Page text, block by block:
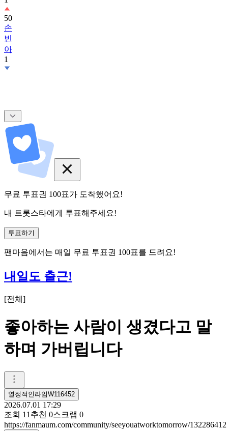
50
손
빈
아
1
무료 투표권 100표가 도착했어요!
내 트롯스타에게 투표해주세요!
투표하기
팬마음에서는 매일 무료 투표권 100표를 드려요!
내일도 출근!
[전체 ]
좋아하는 사람이 생겼다고 말
하며 가버립니다
열정적인라임W116452
2026.07.01 17:29
조회 11 추천 0스크랩 0
https://fanmaum.com/community/seeyouatworktomorrow/132286412